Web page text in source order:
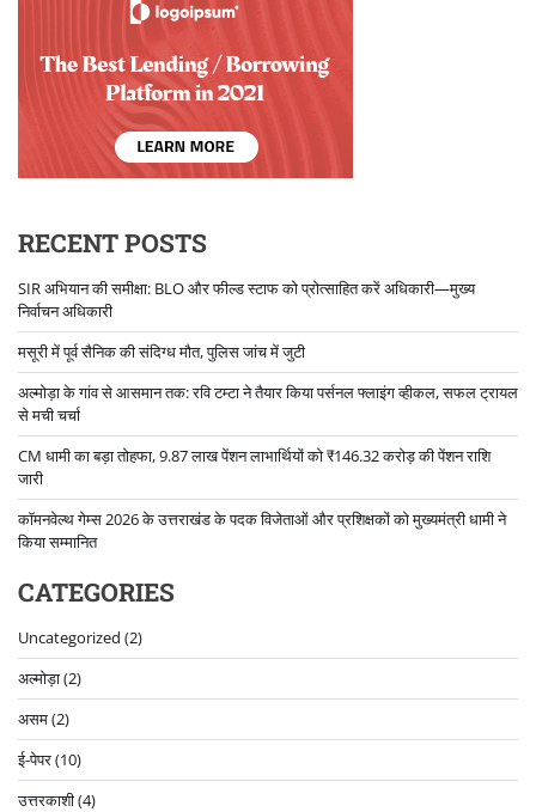
RECENT POSTS
SIR अभियान की समीक्षा: BLO और फील्ड स्टाफ को प्रोत्साहित करें अधिकारी—मुख्य
निर्वाचन अधिकारी
मसूरी में पूर्व सैनिक की संदिग्ध मौत, पुलिस जांच में जुटी
अल्मोड़ा के गांव से आसमान तक: रवि टम्टा ने तैयार किया पर्सनल फ्लाइंग व्हीकल, सफल ट्रायल
से मची चर्चा
CM धामी का बड़ा तोहफा, 9.87 लाख पेंशन लाभार्थियों को ₹146.32 करोड़ की पेंशन राशि
जारी
कॉमनवेल्थ गेम्स 2026 के उत्तराखंड के पदक विजेताओं और प्रशिक्षकों को मुख्यमंत्री धामी ने
किया सम्मानित
CATEGORIES
Uncategorized (2)
अल्मोड़ा(2)
असम(2)
ई-पेपर(10)
उत्तरकाशी(4)